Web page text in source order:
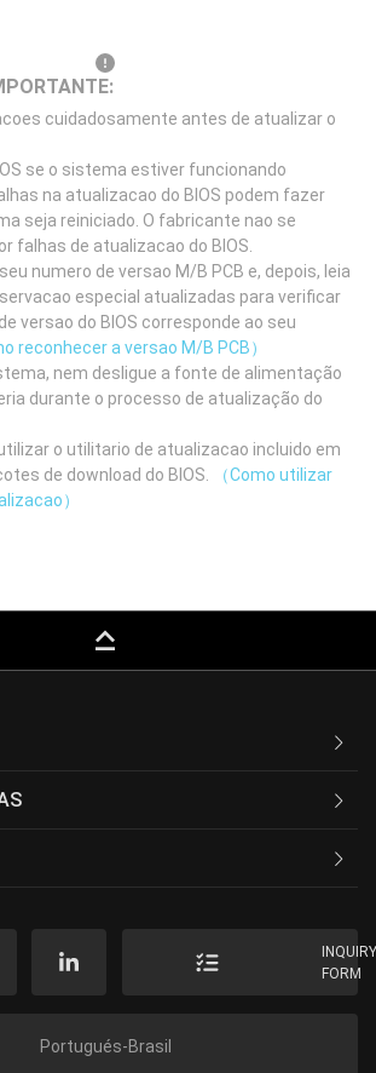
cuidadosamente antes de atualizar o
se o sistema estiver funcionando
na atualizacao do BIOS podem fazer
seja reiniciado. O fabricante nao se
falhas de atualizacao do BIOS.
numero de versao M/B PCB e, depois, leia
especial atualizadas para verificar
versao do BIOS corresponde ao seu
reconhecer a versao M/B PCB）
nem desligue a fonte de alimentação
durante o processo de atualização do
o utilitario de atualizacao incluido em
de download do BIOS.
（Como utilizar
）
keyboard_capslock
FORM
Portugués-Brasil